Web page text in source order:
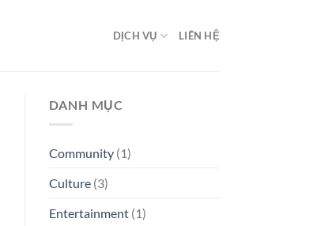
DỊCH VỤ LIÊN HỆ
DANH MỤC
Community(1)
Culture(3)
Entertainment(1)